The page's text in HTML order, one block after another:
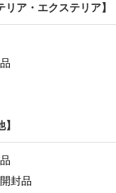
リア・エクステリア】
】
封品